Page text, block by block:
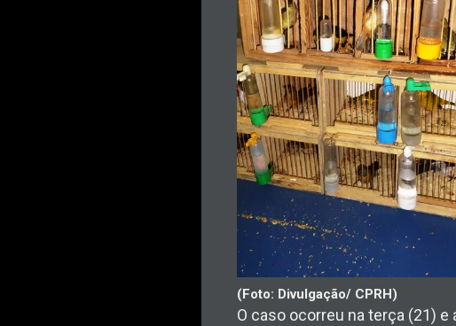
(Foto: Divulgação/ CPRH)
O caso ocorreu na terça (21)